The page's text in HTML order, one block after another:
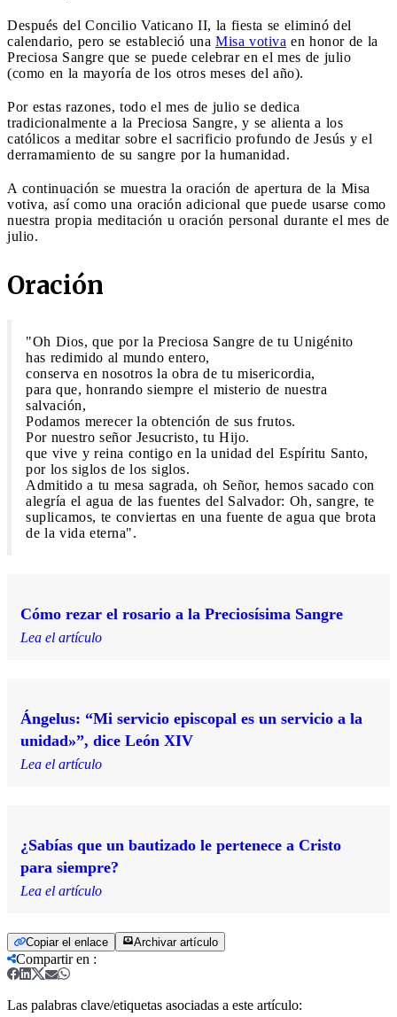
Después del Concilio Vaticano II, la fiesta se eliminó del
calendario, pero se estableció una Misa votiva en honor de la
Preciosa Sangre que se puede celebrar en el mes de julio
(como en la mayoría de los otros meses del año).
Por estas razones, todo el mes de julio se dedica
tradicionalmente a la Preciosa Sangre, y se alienta a los
católicos a meditar sobre el sacrificio profundo de Jesús y el
derramamiento de su sangre por la humanidad.
A continuación se muestra la oración de apertura de la Misa
votiva, así como una oración adicional que puede usarse como
nuestra propia meditación u oración personal durante el mes de
julio.
Oración
"Oh Dios, que por la Preciosa Sangre de tu Unigénito
has redimido al mundo entero,
conserva en nosotros la obra de tu misericordia,
para que, honrando siempre el misterio de nuestra
salvación,
Podamos merecer la obtención de sus frutos.
Por nuestro señor Jesucristo, tu Hijo.
que vive y reina contigo en la unidad del Espíritu Santo,
por los siglos de los siglos.
Admitido a tu mesa sagrada, oh Señor, hemos sacado con
alegría el agua de las fuentes del Salvador: Oh, sangre, te
suplicamos, te conviertas en una fuente de agua que brota
de la vida eterna".
Cómo rezar el rosario a la Preciosísima Sangre
Lea el artículo
Ángelus: “Mi servicio episcopal es un servicio a la
unidad»”, dice León XIV
Lea el artículo
¿Sabías que un bautizado le pertenece a Cristo
para siempre?
Lea el artículo
Copiar el enlace Archivar artículo
Compartir en :
Las palabras clave/etiquetas asociadas a este artículo: